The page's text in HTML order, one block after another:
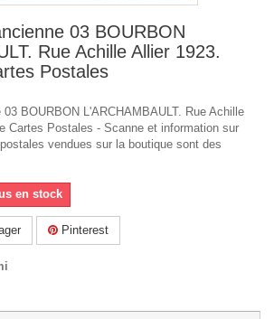
03 BOURBON
Rue Achille Allier 1923.
Postales
BOURBON L'ARCHAMBAULT. Rue Achille
Cartes Postales - Scanne et information sur
vendues sur la boutique sont des
en stock
Pinterest